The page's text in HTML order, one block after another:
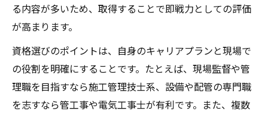
る内容が多いため、取得することで即戦力としての評価
が高まります。
資格選びのポイントは、自身のキャリアプランと現場で
の役割を明確にすることです。たとえば、現場監督や管
理職を目指すなら施工管理技士系、設備や配管の専門職
を志すなら管工事や電気工事士が有利です。また、複数